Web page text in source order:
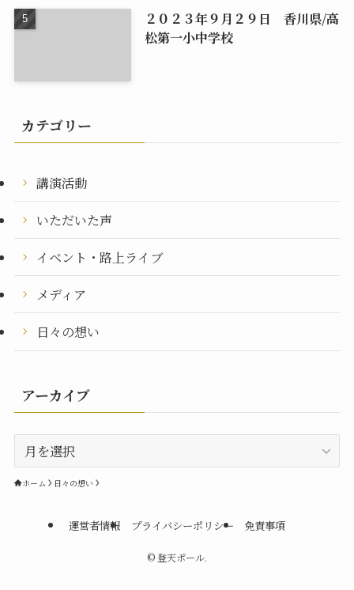
２０２３年９月２９日 香川県/高
松第一小中学校
カテゴリー
講演活動
いただいた声
イベント・路上ライブ
メディア
日々の想い
アーカイブ
ー
カホーム 日々の想い
運営者情報 プライバシーポリシー 免責事項
©登天ポール.